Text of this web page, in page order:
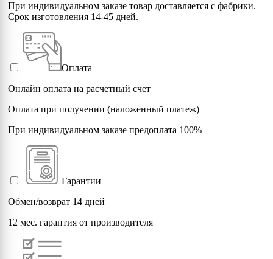
При индивидуальном заказе товар доставляется с фабрики.
Срок изготовления 14-45 дней.
Оплата
Онлайн оплата на расчетный счет
Оплата при получении (наложенный платеж)
При индивидуальном заказе предоплата 100%
Гарантии
Обмен/возврат 14 дней
12 мес. гарантия от производителя